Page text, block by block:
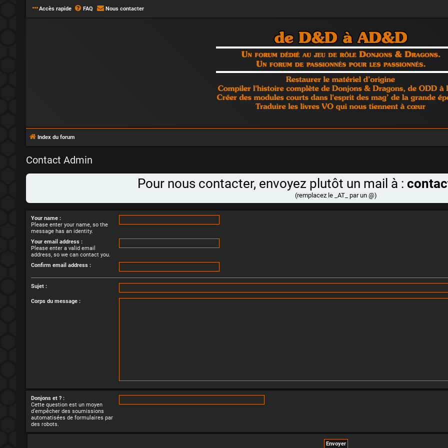
Accès rapide FAQ Nous contacter
Index du forum
Contact Admin
Pour nous contacter, envoyez plutôt un mail à :
(remplacez le _AT_ par un @)
Your name :
Please enter your name, so the
message has an identity.
Your email address :
Please enter a valid email
address, so we can contact you.
Confirm email address :
Sujet :
Corps du message :
Donjons et ? :
Cette question est un moyen
d’empêcher des soumissions
automatisées de formulaires par
des robots.